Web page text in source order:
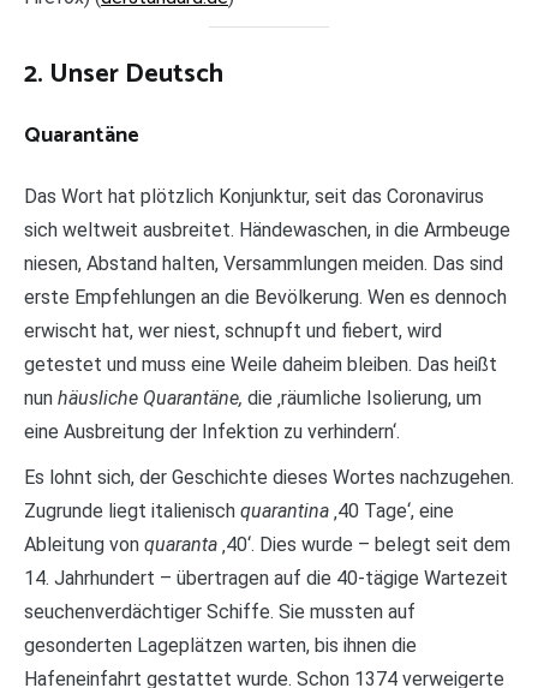
2. Unser Deutsch
Quarantäne
Das Wort hat plötzlich Konjunktur, seit das Coronavirus
sich weltweit ausbreitet. Händewaschen, in die Armbeuge
niesen, Abstand halten, Versammlungen meiden. Das sind
erste Empfehlungen an die Bevölkerung. Wen es dennoch
erwischt hat, wer niest, schnupft und fiebert, wird
getestet und muss eine Weile daheim bleiben. Das heißt
nun häusliche Quarantäne, die ‚räumliche Isolierung, um
eine Ausbreitung der Infektion zu verhindern‘.
Es lohnt sich, der Geschichte dieses Wortes nachzugehen.
Zugrunde liegt italienisch quarantina ‚40 Tage‘, eine
Ableitung von quaranta ‚40‘. Dies wurde – belegt seit dem
14. Jahrhundert – übertragen auf die 40-tägige Wartezeit
seuchenverdächtiger Schiffe. Sie mussten auf
gesonderten Lageplätzen warten, bis ihnen die
Hafeneinfahrt gestattet wurde. Schon 1374 verweigerte